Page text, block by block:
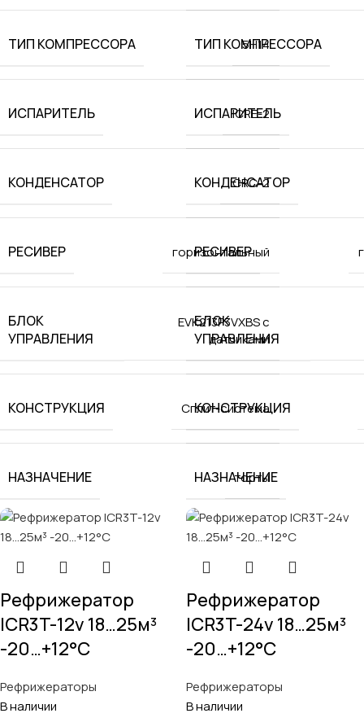
ТИП КОМПРЕССОРА 5H14
ИСПАРИТЕЛЬ ICRE-2
КОНДЕНСАТОР ICRC-2
РЕСИВЕР горизонтальный
БЛОК
УПРАВЛЕНИЯ
EVK213P3VXBS с
датчиками
КОНСТРУКЦИЯ Сплит-система
НАЗНАЧЕНИЕ торты
ТИП КОМПРЕССОРА
ИСПАРИТЕЛЬ
КОНДЕНСАТОР
РЕСИВЕР
БЛОК
УПРАВЛЕНИЯ
КОНСТРУКЦИЯ
НАЗНАЧЕНИЕ
Рефрижератор
ICR3T-12v 18…25м³
-20…+12°C
Рефрижераторы
В наличии
Рефрижератор
ICR3T-24v 18…25м³
-20…+12°C
Рефрижераторы
В наличии